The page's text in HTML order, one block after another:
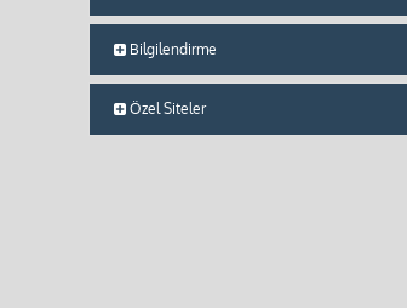
Bilgilendirme
Özel Siteler